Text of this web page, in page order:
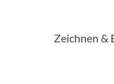
Zeichnen &